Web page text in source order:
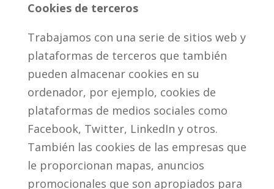
Cookies de terceros
Trabajamos con una serie de sitios web y
plataformas de terceros que también
pueden almacenar cookies en su
ordenador, por ejemplo, cookies de
plataformas de medios sociales como
Facebook, Twitter, LinkedIn y otros.
También las cookies de las empresas que
le proporcionan mapas, anuncios
promocionales que son apropiados para